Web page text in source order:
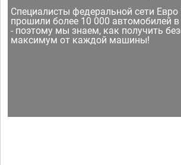
Специалисты федеральной сети
прошили более 10 000 автомобилей
- поэтому мы знаем, как получить
максимум от каждой машины!